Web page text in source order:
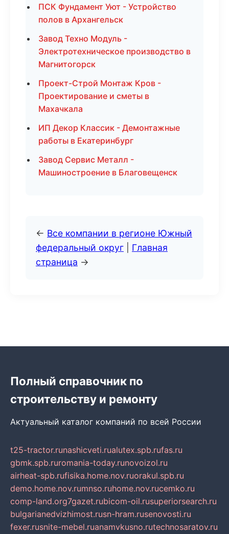
ПСК Фундамент Уют - Устройство
полов в Архангельск
Завод Техно Модуль -
Электротехническое производство в
Магнитогорск
Проект-Строй Монтаж Кров -
Проектирование и сметы в
Махачкала
ИП Декор Классик - Демонтажные
работы в Екатеринбург
Завод Сервис Металл -
Машиностроение в Благовещенск
← Все компании в регионе Южный
федеральный округ
Главная
страница →
Полный справочник по
строительству и ремонту
Актуальный каталог компаний по всей России
t25-tractor.runashicveti.rualutex.spb.rufas.ru
gbmk.spb.ruromania-today.runovoizol.ru
airheat-spb.rufisika.home.nov.ruorakul.spb.ru
demo.home.nov.rumnso.ruhome.nov.rucemko.ru
comp-land.org7gazet.rubicom-oil.rusuperiorsearch.ru
bulgarianedvizhimost.rusn-hram.rusenovosti.ru
fexer.rusnite-mebel.ruanamvkusno.rutechnosaratov.ru